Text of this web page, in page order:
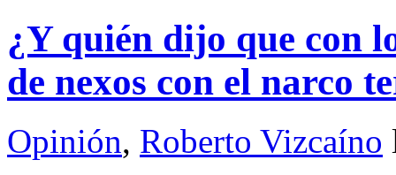
¿Y quién dijo que con
de nexos con el narco
Opinión, Roberto Vizcaíno